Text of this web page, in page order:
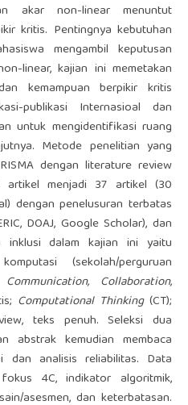
akar non-linear menuntut
kritis. Pentingnya kebutuhan
mengambil keputusan
linear, kajian ini memetakan
kemampuan berpikir kritis
publikasi Internasioal dan
untuk mengidentifikasi ruang
Metode penelitian yang
dengan literature review
artikel menjadi 37 artikel (30
dengan penelusuran terbatas
DOAJ, Google Scholar), dan
inklusi dalam kajian ini yaitu
(sekolah/perguruan
Collaboration,
Computational Thinking(CT);
teks penuh. Seleksi dua
abstrak kemudian membaca
dan analisis reliabilitas. Data
4C, indikator algoritmik,
asesmen, dan keterbatasan.